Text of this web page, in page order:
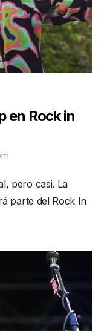
en Rock in
pero casi. La
parte del Rock In